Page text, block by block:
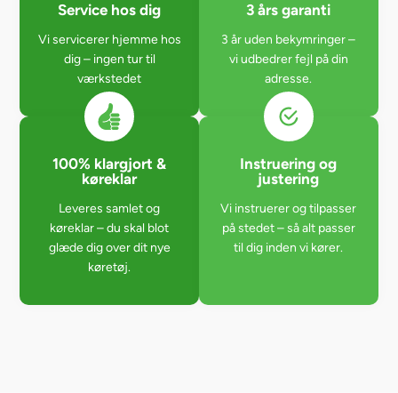
Service hos dig
Vi servicerer hjemme hos
dig – ingen tur til
værkstedet
3 års garanti
3 år uden bekymringer –
vi udbedrer fejl på din
adresse.
100% klargjort &
køreklar
Leveres samlet og
køreklar – du skal blot
glæde dig over dit nye
køretøj.
Instruering og
justering
Vi instruerer og tilpasser
på stedet – så alt passer
til dig inden vi kører.